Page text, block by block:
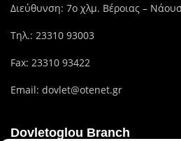
Διεύθυνση: 7ο χλμ. Βέροιας –
Τηλ.: 23310 93003
Fax: 23310 93422
Email: dovlet@otenet.gr
Dovletoglou Branch